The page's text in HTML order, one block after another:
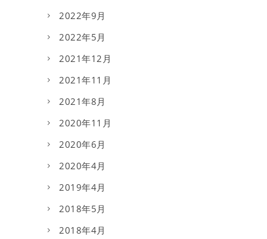
2022年9月
2022年5月
2021年12月
2021年11月
2021年8月
2020年11月
2020年6月
2020年4月
2019年4月
2018年5月
2018年4月